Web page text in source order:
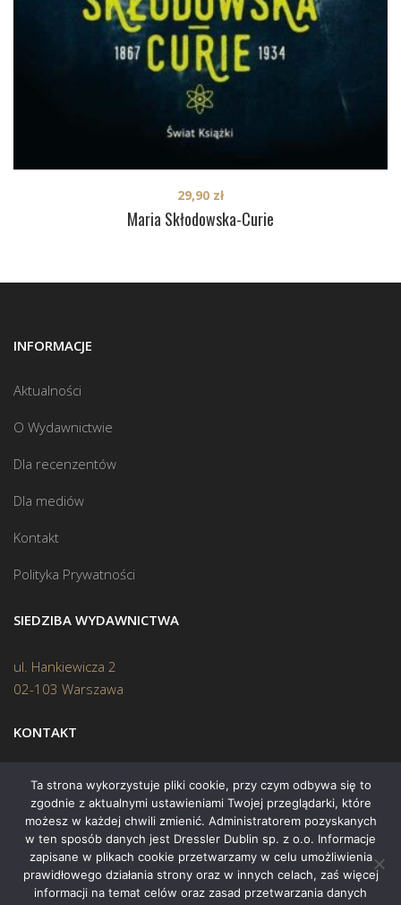
Maria Skłodowska-Curie
29,90 zł
INFORMACJE
Aktualności
O Wydawnictwie
Dla recenzentów
Dla mediów
Kontakt
Polityka Prywatności
SIEDZIBA WYDAWNICTWA
ul. Hankiewicza 2
02-103 Warszawa
KONTAKT
Biuro:(22) 45 70 402
Mail:biuro@swiatksiazki.pl
Ta strona wykorzystuje pliki cookie, przy czym odbywa się to
zgodnie z aktualnymi ustawieniami Twojej przeglądarki, które
możesz w każdej chwili zmienić. Administratorem pozyskanych
w ten sposób danych jest Dressler Dublin sp. z o.o. Informacje
zapisane w plikach cookie przetwarzamy w celu umożliwienia
prawidłowego działania strony oraz w innych celach, zaś więcej
informacji na temat celów oraz zasad przetwarzania danych